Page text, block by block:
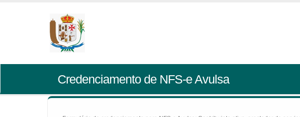
Credenciamento de NFS-e Avulsa